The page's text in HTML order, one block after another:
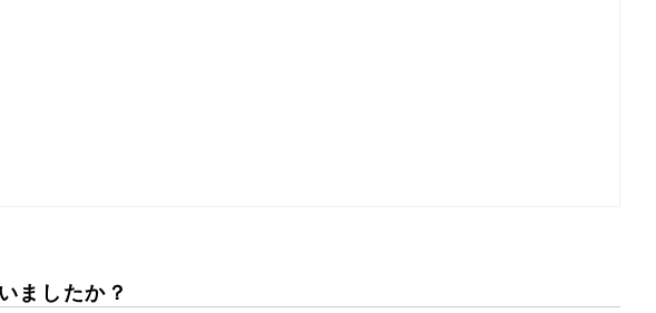
ましたか？